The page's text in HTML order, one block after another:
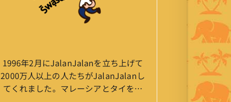
1996年2月にJalanJalanを立ち上げて
2000万人以上の人たちがJalanJalanし
てくれました。マレーシアとタイを行